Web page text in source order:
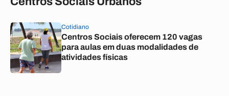
Cotidiano
Centros Sociais oferecem 120 vagas
para aulas em duas modalidades de
atividades físicas